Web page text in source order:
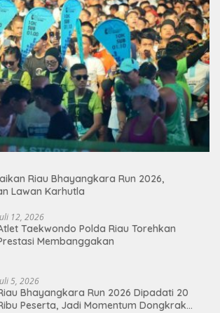
Riau Bhayangkara Run 2026,
Lawan Karhutla
12, 2026
Taekwondo Polda Riau Torehkan
Membanggakan
5, 2026
Bhayangkara Run 2026 Dipadati 20
Peserta, Jadi Momentum Dongkrak